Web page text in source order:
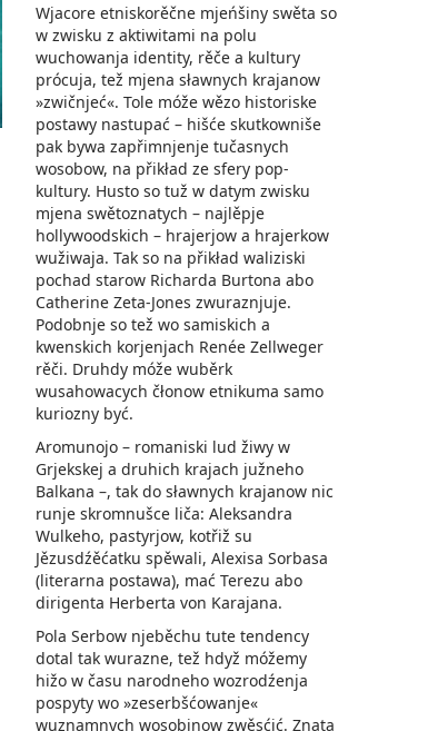
Wjacore etniskorěčne mjeńšiny swěta so
w zwisku z aktiwitami na polu
wuchowanja identity, rěče a kultury
prócuja, tež mjena sławnych krajanow
»zwičnjeć«. Tole móže wězo historiske
postawy nastupać – hišće skutkowniše
pak bywa zapřimnjenje tučasnych
wosobow, na přikład ze sfery pop-
kultury. Husto so tuž w datym zwisku
mjena swětoznatych – najlěpje
hollywoodskich – hrajerjow a hrajerkow
wužiwaja. Tak so na přikład waliziski
pochad starow Richarda Burtona abo
Catherine Zeta-Jones zwuraznjuje.
Podobnje so tež wo samiskich a
kwenskich korjenjach Renée Zellweger
rěči. Druhdy móže wuběrk
wusahowacych čłonow etnikuma samo
kuriozny być.
Aromunojo – romaniski lud žiwy w
Grjekskej a druhich krajach južneho
Balkana –, tak do sławnych krajanow nic
runje skromnušce liča: Aleksandra
Wulkeho, pastyrjow, kotřiž su
Jězusdźěćatku spěwali, Alexisa Sorbasa
(literarna postawa), mać Terezu abo
dirigenta Herberta von Karajana.
Pola Serbow njeběchu tute tendency
dotal tak wurazne, tež hdyž móžemy
hižo w času narodneho wozrodźenja
pospyty wo »zeserbšćowanje«
wuznamnych wosobinow zwěsćić. Znata